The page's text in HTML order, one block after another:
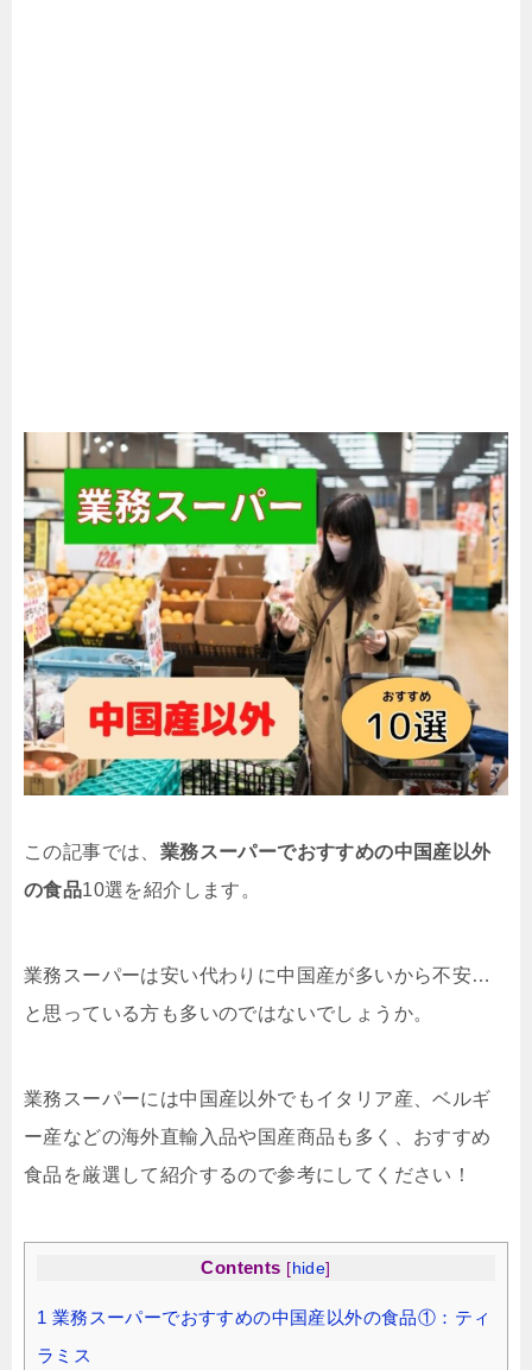
この記事では、 業務スーパーでおすすめの中国産以外
の食品10選を紹介します。
業務スーパーは安い代わりに中国産が多いから不安…
と思っている方も多いのではないでしょうか。
業務スーパーには中国産以外でもイタリア産、ベルギ
ー産などの海外直輸入品や国産商品も多く、おすすめ
食品を厳選して紹介するので参考にしてください！
Contents [ hide]
1 業務スーパーでおすすめの中国産以外の食品①：ティ
ラミス